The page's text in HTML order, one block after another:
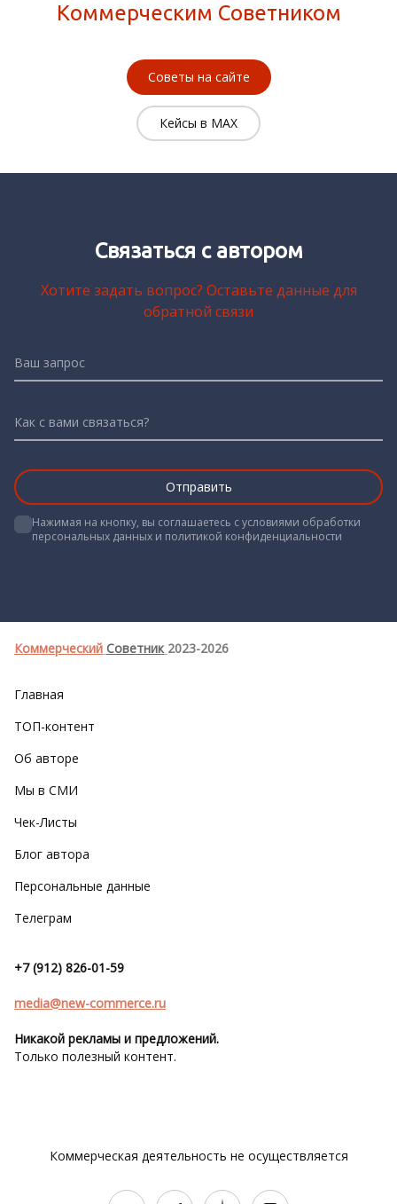
Коммерческим Советником
Советы на сайте
Кейсы в MAX
Связаться с автором
Хотите задать вопрос? Оставьте данные для
обратной связи
Ваш запрос
Как с вами связаться?
Нажимая на кнопку, вы соглашаетесь с условиями обработки
персональных данных и политикой конфиденциальности
Коммерческий Советник 2023-2026
Главная
ТОП-контент
Об авторе
Мы в СМИ
Чек-Листы
Блог автора
Персональные данные
Телеграм
+7 (912) 826-01-59
media@new-commerce.ru
Никакой рекламы и предложений.
Только полезный контент.
Коммерческая деятельность не осуществляется